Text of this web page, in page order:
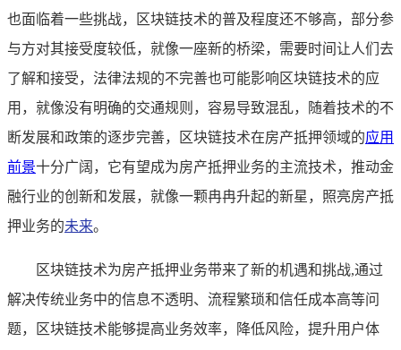
也面临着一些挑战，区块链技术的普及程度还不够高，部分参
与方对其接受度较低，就像一座新的桥梁，需要时间让人们去
了解和接受，法律法规的不完善也可能影响区块链技术的应
用，就像没有明确的交通规则，容易导致混乱，随着技术的不
断发展和政策的逐步完善，区块链技术在房产抵押领域的应用
前景十分广阔，它有望成为房产抵押业务的主流技术，推动金
融行业的创新和发展，就像一颗冉冉升起的新星，照亮房产抵
押业务的未来。
区块链技术为房产抵押业务带来了新的机遇和挑战,通过
解决传统业务中的信息不透明、流程繁琐和信任成本高等问
题，区块链技术能够提高业务效率，降低风险，提升用户体